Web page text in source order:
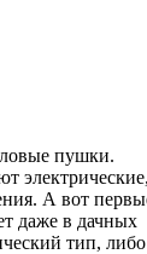
пушки.
электрические,
А вот
даже в дачных
тип, либо